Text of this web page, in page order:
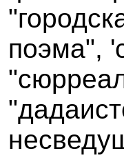
поэма",